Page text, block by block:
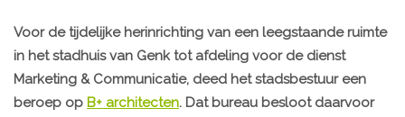
Voor de tijdelijke herinrichting van een leegstaande ruimte
in het stadhuis van Genk tot afdeling voor de dienst
Marketing & Communicatie, deed het stadsbestuur een
beroep op B+ architecten. Dat bureau besloot daarvoor